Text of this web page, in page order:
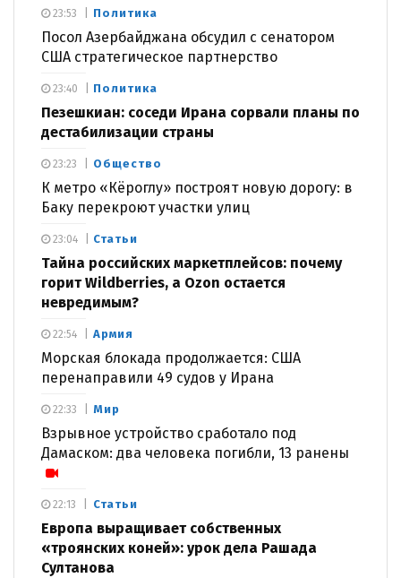
Политика
Посол Азербайджана обсудил с сенатором
США стратегическое партнерство
23:53
Политика
Пезешкиан: соседи Ирана сорвали планы по
дестабилизации страны
23:40
Общество
К метро «Кёроглу» построят новую дорогу: в
Баку перекроют участки улиц
23:23
Статьи
Тайна российских маркетплейсов: почему
горит Wildberries, а Ozon остается
невредимым?
23:04
Армия
Морская блокада продолжается: США
перенаправили 49 судов у Ирана
22:54
Мир
Взрывное устройство сработало под
Дамаском: два человека погибли, 13 ранены
22:33
Статьи
Европа выращивает собственных
«троянских коней»: урок дела Рашада
Султанова
22:13